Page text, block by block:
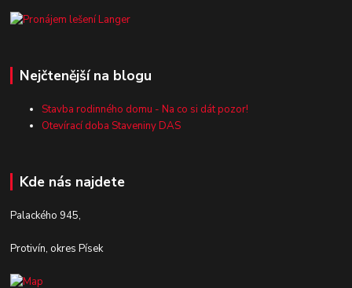
Nejčtenější na blogu
Stavba rodinného domu - Na co si dát pozor!
Otevírací doba Staveniny DAS
Kde nás najdete
Palackého 945,
Protivín, okres Písek